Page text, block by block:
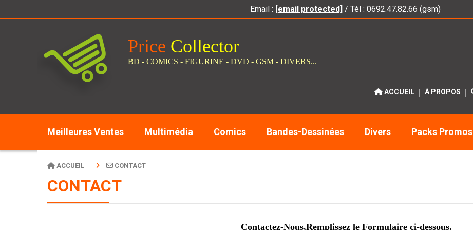
Email : [email protected] / Tél : 0692.47.82.66 (gsm)
Price Collector
BD - COMICS - FIGURINE - DVD - GSM - DIVERS...
ACCUEIL À PROPOS
Meilleures Ventes Multimédia Comics Bandes-Dessinées Divers Packs Promos
ACCUEIL CONTACT
CONTACT
Contactez-Nous,Remplissez le Formulaire ci-dessous.